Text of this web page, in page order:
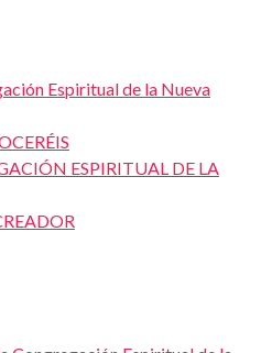
Espiritual de la Nueva
ESPIRITUAL DE LA